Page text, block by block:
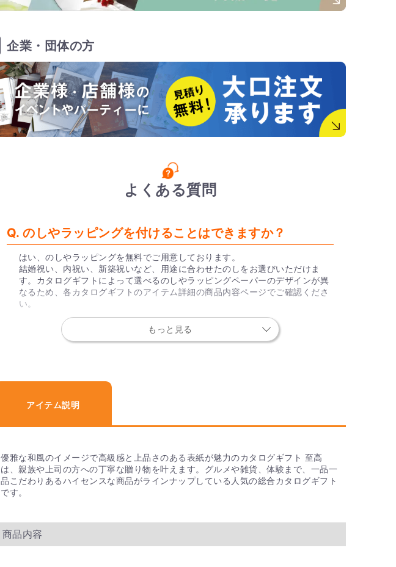
企業・団体の方
よくある質問
Q. のしやラッピングを付けることはできますか？
はい、のしやラッピングを無料でご用意しております。
結婚祝い、内祝い、新築祝いなど、用途に合わせたのしをお選びいただけま
す。カタログギフトによって選べるのしやラッピングペーパーのデザインが異
なるため、各カタログギフトのアイテム詳細の商品内容ページでご確認くださ
い。
Q. カタログギフトは誰に何を送っても問題ありません
のカタログギフトとなっております。
一部、用途に合わせた専用のカタログギフトがありますのでご注意ください。
専用のカタログには結婚の挨拶文など、用途に合わせた内容が載っています。
・出産祝い専用のカタログギフト
・出産内祝い専用のカタログギフト
・弔事用のカタログギフト
PIARY限定のカタログギフト「ドルチェ」、「グランノーブル」、「シュエッ
もっと見る
アイテム説明
優雅な和風のイメージで高級感と上品さのある表紙が魅力のカタログギフト 至高
は、親族や上司の方への丁寧な贈り物を叶えます。グルメや雑貨、体験まで、一品一
品こだわりあるハイセンスな商品がラインナップしている人気の総合カタログギフト
です。
商品内容